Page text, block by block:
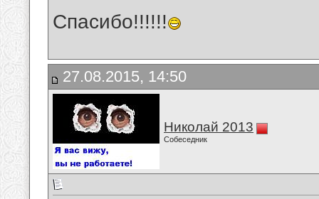
Спасибо!!!!!!
27.08.2015, 14:50
Николай 2013
Собеседник